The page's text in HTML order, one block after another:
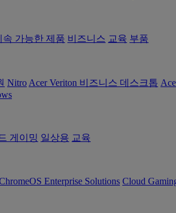
속 가능한 제품 비즈니스 교육 부품
Nitro Acer Veriton 비즈니스 데스크톱
게이밍 일상용 교육
Enterprise Solutions Cloud